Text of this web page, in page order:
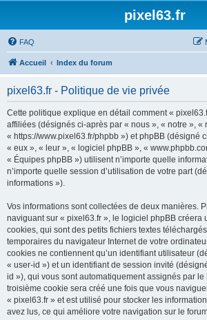
pixel63.fr
FAQ
Accueil Index du forum
pixel63.fr - Politique de vie privée
Cette politique explique en détail comment «
affiliées (désignés ci-après par « nous », « notre », «
« https://www.pixel63.fr/phpbb ») et phpBB (désigné
« eux », « leur », « logiciel phpBB », «
« Équipes phpBB ») utilisent n’importe quelle
n’importe quelle session d’utilisation de votre part
informations »).
Vos informations sont collectées de deux manières.
naviguant sur « pixel63.fr », le logiciel phpBB créera
cookies, qui sont des petits fichiers textes
temporaires du navigateur Internet de votre
cookies ne contiennent qu’un identifiant utilisateur
« user-id ») et un identifiant de session invité
id »), qui vous sont automatiquement assignés par
troisième cookie sera créé une fois que vous
« pixel63.fr » et est utilisé pour stocker les
avez lus, ce qui améliore votre navigation sur le